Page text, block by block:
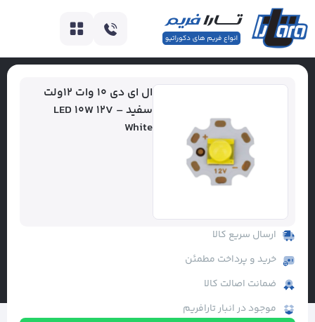
ال ای دی ۱۰ وات ۱۲ولت
سفید – LED 10W 12V
White
ارسال سریع کالا
خرید و پرداخت مطمئن
ضمانت اصالت کالا
موجود در انبار تارافریم